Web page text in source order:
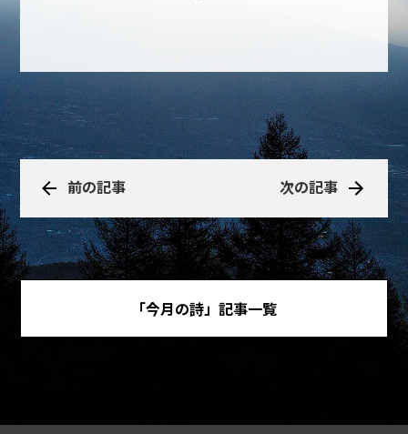
前の記事 次の記事
「今月の詩」記事一覧